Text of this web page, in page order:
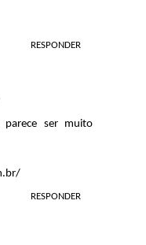
RESPONDER
parece ser muito
RESPONDER